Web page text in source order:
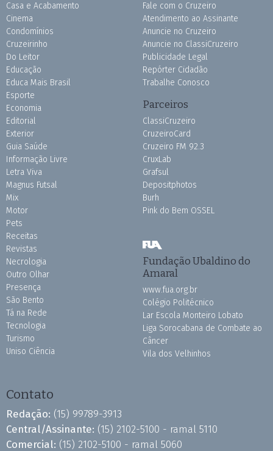
Casa e Acabamento
Cinema
Condomínios
Cruzeirinho
Do Leitor
Educação
Educa Mais Brasil
Esporte
Economia
Editorial
Exterior
Guia Saúde
Informação Livre
Letra Viva
Magnus Futsal
Mix
Motor
Pets
Receitas
Revistas
Necrologia
Outro Olhar
Presença
São Bento
Tá na Rede
Tecnologia
Turismo
Uniso Ciência
Fale com o Cruzeiro
Atendimento ao Assinante
Anuncie no Cruzeiro
Anuncie no ClassiCruzeiro
Publicidade Legal
Repórter Cidadão
Trabalhe Conosco
Parceiros
ClassiCruzeiro
CruzeiroCard
Cruzeiro FM 92.3
CruxLab
Grafsul
Depositphotos
Burh
Pink do Bem OSSEL
Fundação Ubaldino do
Amaral
www.fua.org.br
Colégio Politécnico
Lar Escola Monteiro Lobato
Liga Sorocabana de Combate ao
Câncer
Vila dos Velhinhos
Contato
Redação: (15) 99789-3913
Central/Assinante: (15) 2102-5100 - ramal 5110
Comercial: (15) 2102-5100 - ramal 5060